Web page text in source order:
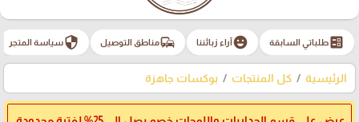
ballotطلباتي السابقة emoji_emotionsآراء زبائننا commuteمناطق التوصيل securityسياسة المتجر
الرئيسية كل المنتجات بوكسات جاهزة